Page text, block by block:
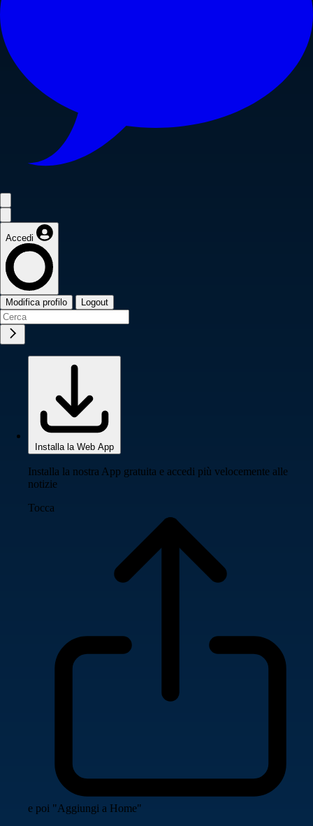
Accedi
Modifica profilo Logout
Installa la Web App
Installa la nostra App gratuita e accedi più velocemente alle
notizie
Tocca
e poi "Aggiungi a Home"